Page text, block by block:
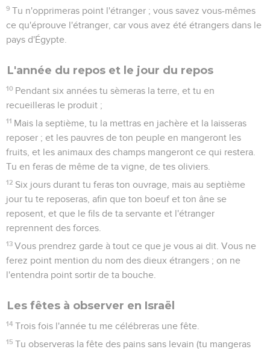
9 Tu n'opprimeras point l'étranger ; vous savez vous-mêmes
ce qu'éprouve l'étranger, car vous avez été étrangers dans le
pays d'Égypte.
L'année du repos et le jour du repos
10 Pendant six années tu sèmeras la terre, et tu en
recueilleras le produit ;
11 Mais la septième, tu la mettras en jachère et la laisseras
reposer ; et les pauvres de ton peuple en mangeront les
fruits, et les animaux des champs mangeront ce qui restera.
Tu en feras de même de ta vigne, de tes oliviers.
12 Six jours durant tu feras ton ouvrage, mais au septième
jour tu te reposeras, afin que ton boeuf et ton âne se
reposent, et que le fils de ta servante et l'étranger
reprennent des forces.
13 Vous prendrez garde à tout ce que je vous ai dit. Vous ne
ferez point mention du nom des dieux étrangers ; on ne
l'entendra point sortir de ta bouche.
Les fêtes à observer en Israël
14 Trois fois l'année tu me célébreras une fête.
15 Tu observeras la fête des pains sans levain (tu mangeras